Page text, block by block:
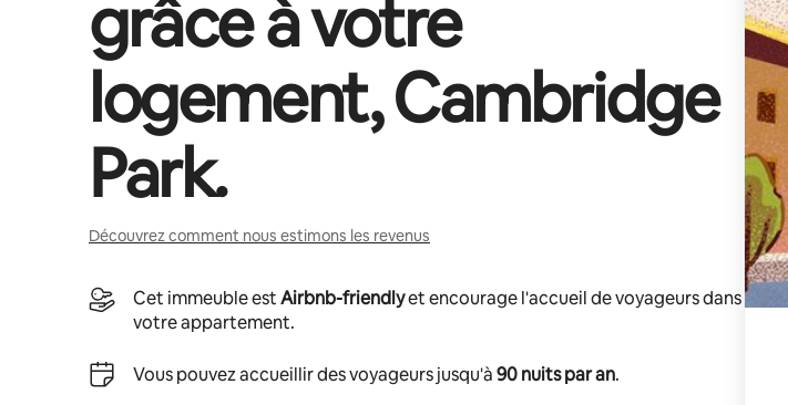
grâce à votre
logement,Cambridge
Park.
Découvrez comment nous estimons les revenus
Cet immeuble estAirbnb-friendlyet encourage l'accueil de voyageurs dans
votre appartement.
Vous pouvez accueillir des voyageurs jusqu'à90 nuits par an.